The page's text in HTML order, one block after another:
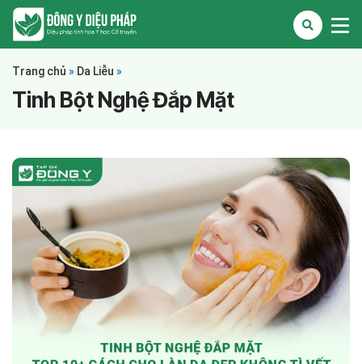
Trang chủ » Da Liễu »
Tinh Bột Nghệ Đắp Mặt